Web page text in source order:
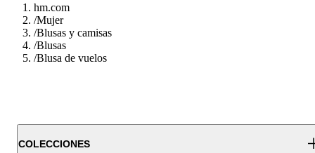
hm.com
/Mujer
/Blusas y camisas
/Blusas
/Blusa de vuelos
COLECCIONES